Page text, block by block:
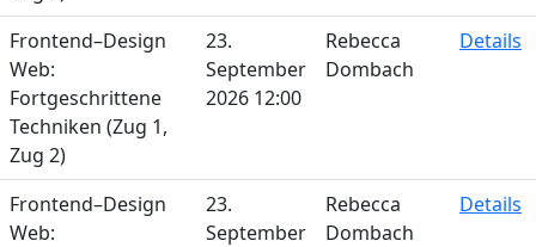
Frontend–Design
Web:
Fortgeschrittene
Techniken (Zug 1,
Zug 2)
23.
September
2026 12:00
Rebecca
Dombach
Details
Frontend–Design
Web:
23.
September
Rebecca
Dombach
Details